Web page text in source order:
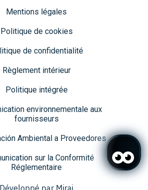
Mentions légales
Politique de cookies
de confidentialité
Règlement intérieur
Politique intégrée
environnementale aux
fournisseurs
Ambiental a Proveedores
sur la Conformité
Réglementaire
Développé par Mirai